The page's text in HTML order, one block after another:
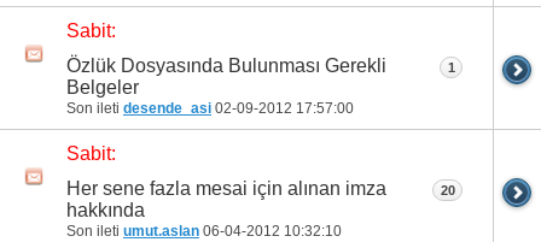
Sabit:
Özlük Dosyasında Bulunması Gerekli
Belgeler
Son ileti desende_asi 02-09-2012 17:57:00
1
Sabit:
Her sene fazla mesai için alınan imza
hakkında
Son ileti umut.aslan 06-04-2012 10:32:10
20